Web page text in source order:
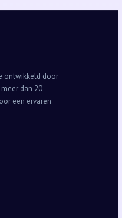
ontwikkeld door
dan 20
een ervaren